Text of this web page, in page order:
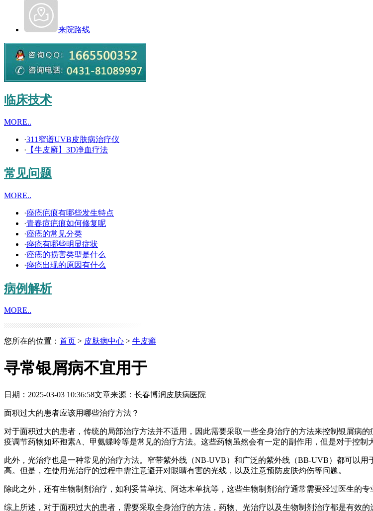
来院路线
临床技术
MORE..
·311窄谱UVB皮肤病治疗仪
· 【牛皮廯】3D净血疗法
常见问题
MORE..
·痤疮疤痕有哪些发生特点
·青春痘疤痕如何修复呢
·痤疮的常见分类
·痤疮有哪些明显症状
·痤疮的损害类型是什么
·痤疮出现的原因有什么
病例解析
MORE..
您所在的位置： 首页 > 皮肤病中心 > 牛皮癣
寻常银屑病不宜用于
日期：2025-03-03 10:36:58文章来源： 长春博润皮肤病医院
面积过大的患者应该用哪些治疗方法？
对于面积过大的患者，传统的局部治疗方法并不适用，因此需要采取一些全身治疗的方法来控制银屑病
疫调节药物如环孢素A、甲氨蝶呤等是常见的治疗方法。这些药物虽然会有一定的副作用，但是对于控制
此外，光治疗也是一种常见的治疗方法。窄带紫外线（NB-UVB）和广泛的紫外线（BB-UVB）都可以
高。但是，在使用光治疗的过程中需注意避开对眼睛有害的光线，以及注意预防皮肤灼伤等问题。
除此之外，还有生物制剂治疗，如利妥昔单抗、阿达木单抗等，这些生物制剂治疗通常需要经过医生的
综上所述，对于面积过大的患者，需要采取全身治疗的方法，药物、光治疗以及生物制剂治疗都是有效